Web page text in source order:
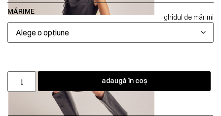
MĂRIME
ghidul de mărimi
adaugă în coș